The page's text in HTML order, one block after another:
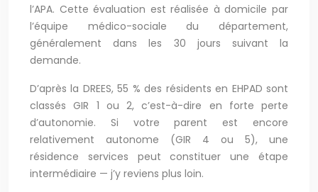
l’APA. Cette évaluation est réalisée à domicile par
l’équipe médico-sociale du département,
généralement dans les 30 jours suivant la
demande.
D’après la DREES, 55 % des résidents en EHPAD sont
classés GIR 1 ou 2, c’est-à-dire en forte perte
d’autonomie. Si votre parent est encore
relativement autonome (GIR 4 ou 5), une
résidence services peut constituer une étape
intermédiaire — j’y reviens plus loin.